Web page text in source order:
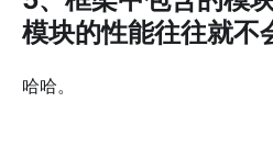
模块的性能往往就不
哈哈。